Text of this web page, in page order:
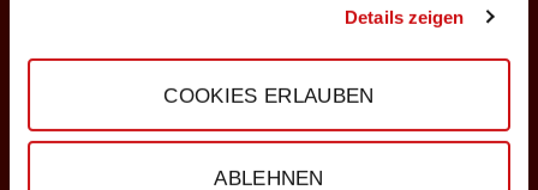
Details zeigen
COOKIES ERLAUBEN
ABLEHNEN
28.10.2026
Mittwoch, 19:30 Uhr